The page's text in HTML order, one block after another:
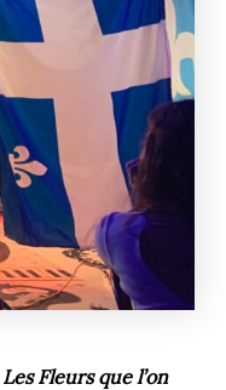
Les Fleurs que l’on